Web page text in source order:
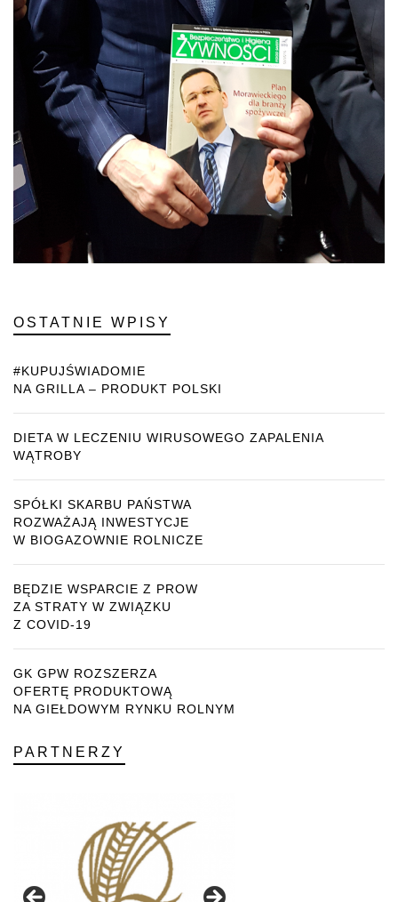
OSTATNIE WPISY
#KUPUJŚWIADOMIE
NA GRILLA – PRODUKT POLSKI
DIETA W LECZENIU WIRUSOWEGO ZAPALENIA
WĄTROBY
SPÓŁKI SKARBU PAŃSTWA
ROZWAŻAJĄ INWESTYCJE
W BIOGAZOWNIE ROLNICZE
BĘDZIE WSPARCIE Z PROW
ZA STRATY W ZWIĄZKU
Z COVID-19
GK GPW ROZSZERZA
OFERTĘ PRODUKTOWĄ
NA GIEŁDOWYM RYNKU ROLNYM
PARTNERZY